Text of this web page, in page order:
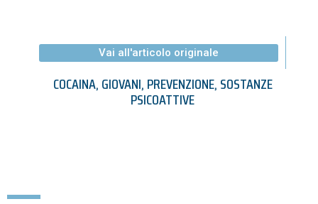
Vai all'articolo originale
COCAINA,GIOVANI,PREVENZIONE,SOSTANZE
PSICOATTIVE